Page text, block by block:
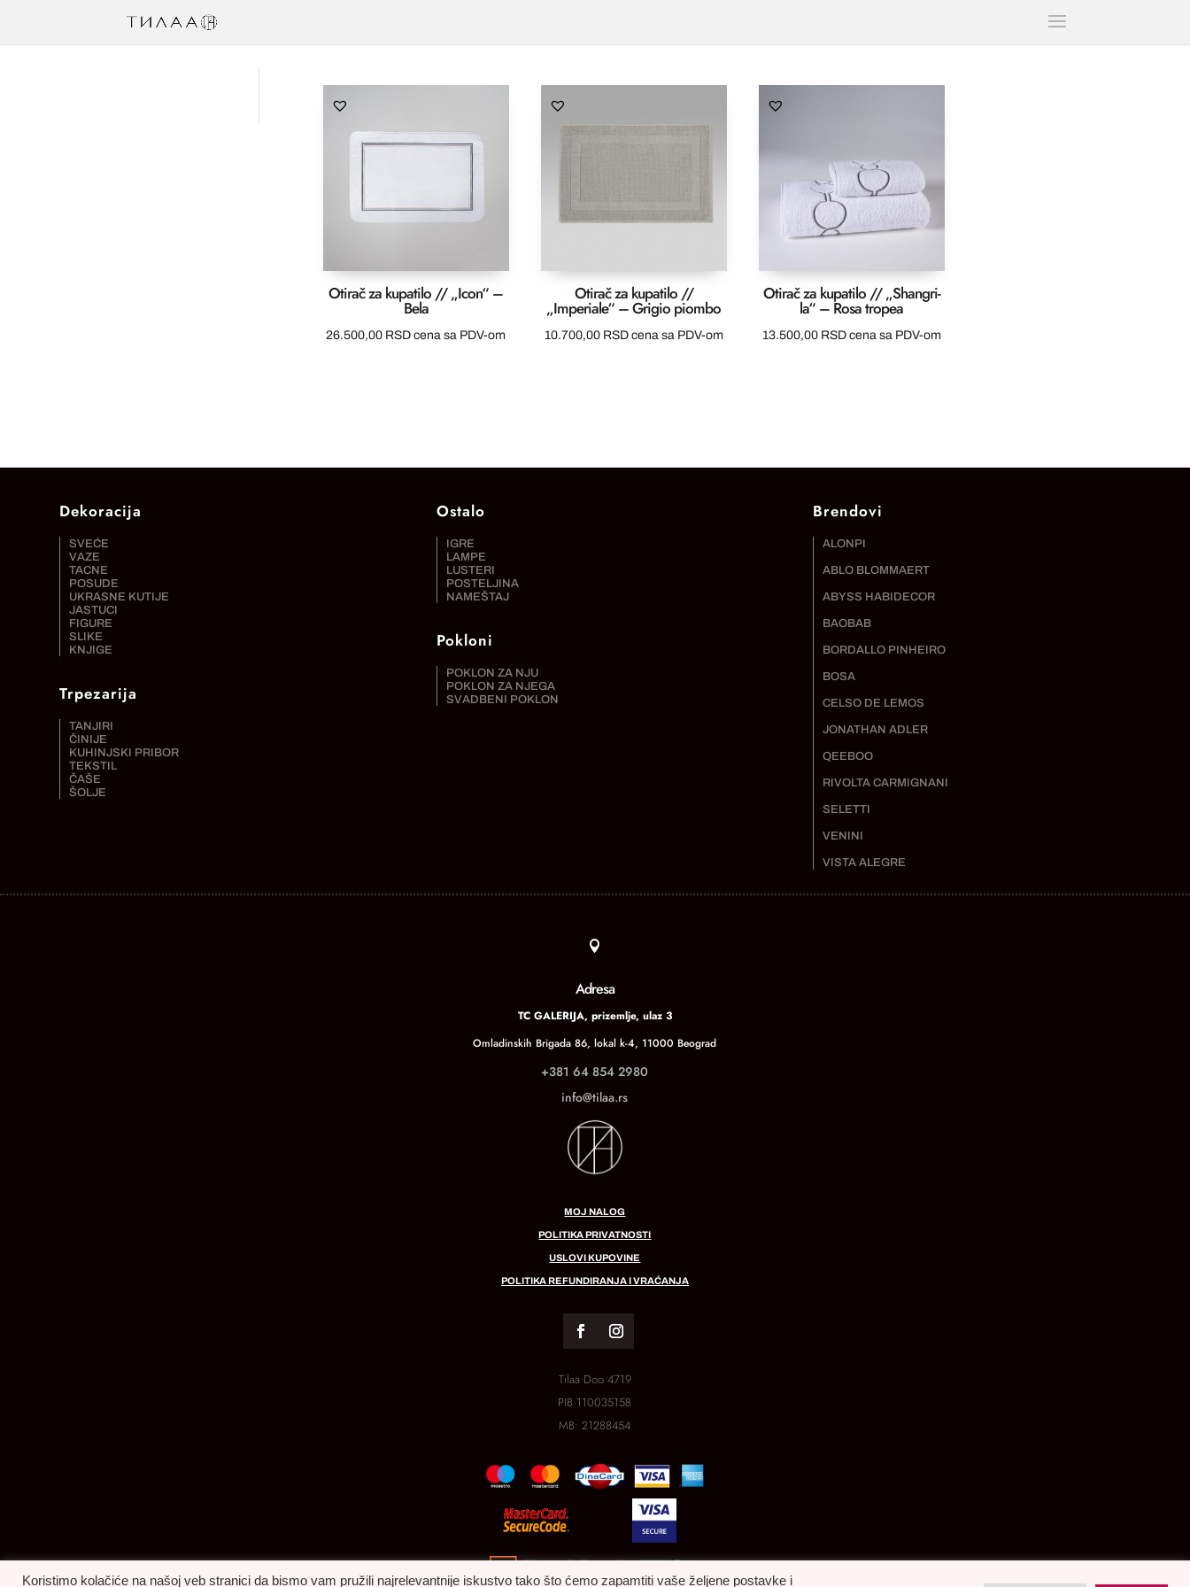
Otirač za kupatilo // „Icon“ –
Bela
26.500,00 RSD cena sa PDV-om
Otirač za kupatilo //
„Imperiale“ – Grigio piombo
10.700,00 RSD cena sa PDV-om
Otirač za kupatilo // „Shangri-
la“ – Rosa tropea
13.500,00 RSD cena sa PDV-om
Dekoracija
SVEĆE
VAZE
TACNE
POSUDE
UKRASNE KUTIJE
JASTUCI
FIGURE
SLIKE
KNJIGE
Trpezarija
TANJIRI
ČINIJE
KUHINJSKI PRIBOR
TEKSTIL
ČAŠE
ŠOLJE
Ostalo
IGRE
LAMPE
LUSTERI
POSTELJINA
NAMEŠTAJ
Pokloni
POKLON ZA NJU
POKLON ZA NJEGA
SVADBENI POKLON
Brendovi
ALONPI
ABLO BLOMMAERT
ABYSS HABIDECOR
BAOBAB
BORDALLO PINHEIRO
BOSA
CELSO DE LEMOS
JONATHAN ADLER
QEEBOO
RIVOLTA CARMIGNANI
SELETTI
VENINI
VISTA ALEGRE

Adresa
TC GALERIJA, prizemlje, ulaz 3
Omladinskih Brigada 86, lokal k-4, 11000 Beograd
+381 64 854 2980
info@tilaa.rs
MOJ NALOG
POLITIKA PRIVATNOSTI
USLOVI KUPOVINE
POLITIKA REFUNDIRANJA I VRAĆANJA
Tilaa Doo 4719
PIB 110035158
MB:21288454
Koristimo kolačiće na našoj veb stranici da bismo vam pružili najrelevantnije iskustvo tako što ćemo zapamtiti vaše željene postavke i